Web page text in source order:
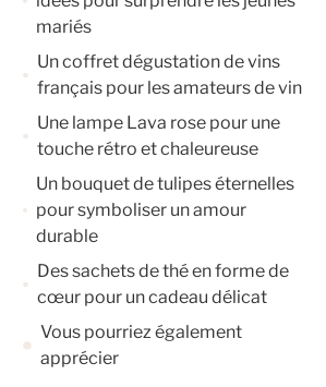
mariés
Un coffret dégustation de vins
français pour les amateurs de vin
Une lampe Lava rose pour une
touche rétro et chaleureuse
Un bouquet de tulipes éternelles
pour symboliser un amour
durable
Des sachets de thé en forme de
cœur pour un cadeau délicat
Vous pourriez également
apprécier